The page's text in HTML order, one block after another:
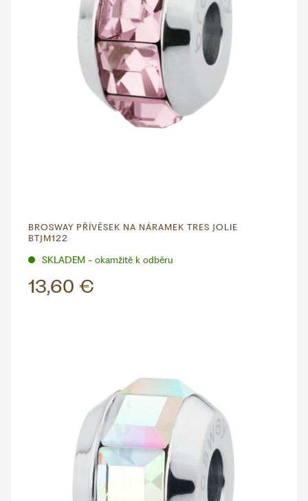
BROSWAY PŘÍVĚSEK NA NÁRAMEK TRES JOLIE
BTJM122
SKLADEM - okamžitě k odběru
13,60 €